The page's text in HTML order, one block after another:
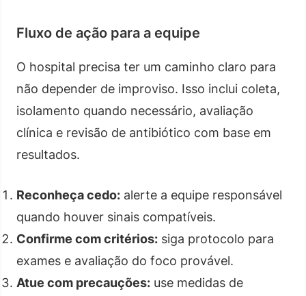
Fluxo de ação para a equipe
O hospital precisa ter um caminho claro para
não depender de improviso. Isso inclui coleta,
isolamento quando necessário, avaliação
clínica e revisão de antibiótico com base em
resultados.
Reconheça cedo: alerte a equipe responsável
quando houver sinais compatíveis.
Confirme com critérios: siga protocolo para
exames e avaliação do foco provável.
Atue com precauções: use medidas de